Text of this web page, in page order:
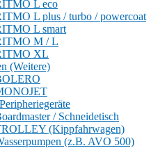
L eco
L plus / turbo / powercoat
L smart
M / L
XL
(Weitere)
/ Schneidetisch
(Kippfahrwagen)
(z.B. AVO 500)